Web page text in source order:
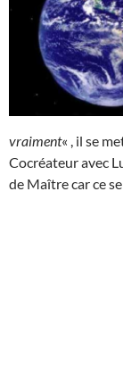
vraiment« , il se
Cocréateur avec
de Maître car ce